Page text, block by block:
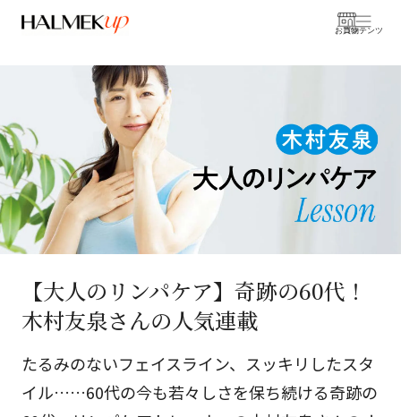
お買物
コンテンツ
【大人のリンパケア】奇跡の60代！
木村友泉さんの人気連載
たるみのないフェイスライン、スッキリしたスタ
イル……60代の今も若々しさを保ち続ける奇跡の